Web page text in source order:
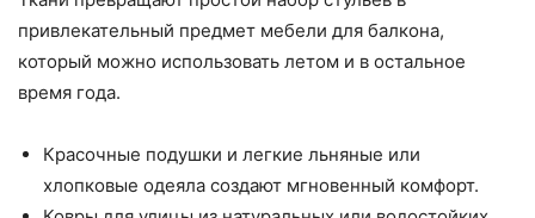
привлекательный предмет мебели для балкона,
который можно использовать летом и в остальное
время года.
Красочные подушки и легкие льняные или
хлопковые одеяла создают мгновенный комфорт.